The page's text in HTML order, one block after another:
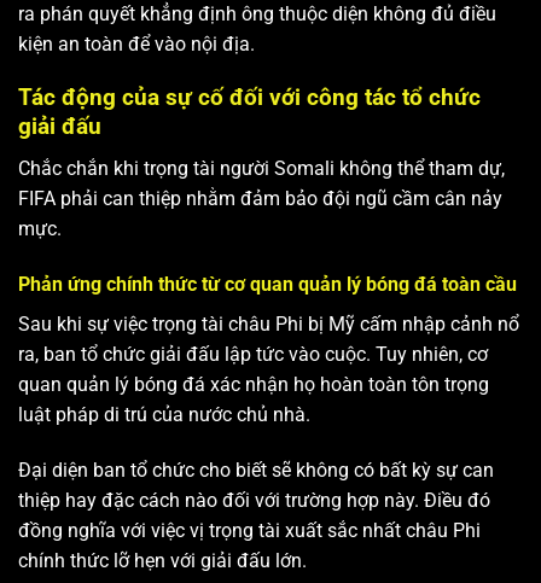
ra phán quyết khẳng định ông thuộc diện không đủ điều
kiện an toàn để vào nội địa.
Tác động của sự cố đối với công tác tổ chức
giải đấu
Chắc chắn khi trọng tài người Somali không thể tham dự,
FIFA phải can thiệp nhằm đảm bảo đội ngũ cầm cân nảy
mực.
Phản ứng chính thức từ cơ quan quản lý bóng đá toàn cầu
Sau khi sự việc trọng tài châu Phi bị Mỹ cấm nhập cảnh nổ
ra, ban tổ chức giải đấu lập tức vào cuộc. Tuy nhiên, cơ
quan quản lý bóng đá xác nhận họ hoàn toàn tôn trọng
luật pháp di trú của nước chủ nhà.
Đại diện ban tổ chức cho biết sẽ không có bất kỳ sự can
thiệp hay đặc cách nào đối với trường hợp này. Điều đó
đồng nghĩa với việc vị trọng tài xuất sắc nhất châu Phi
chính thức lỡ hẹn với giải đấu lớn.